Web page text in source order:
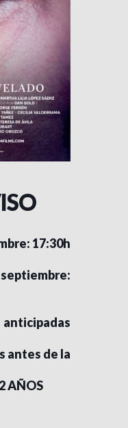
17:30h
antes de la
AÑOS